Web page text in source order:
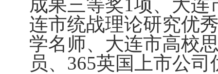
成果三等奖1项、大连
连市统战理论研究优
学名师、大连市高校
员、365英国上市公